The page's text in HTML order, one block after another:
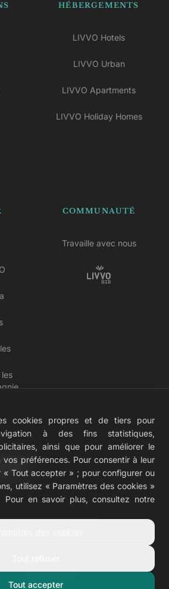
HÉBERGEMENTS
LIVVO Hotels
LIVVO Urban
LIVVO Apartments
LIVVO Holiday Homes
COMMUNAUTÉ
Travaille avec nous
Configurer les cookies
cookies propres et de tiers pour
à des fins statistiques,
ainsi que pour améliorer le
vos préférences. Pour consentir à leur
« Tout accepter » ; pour configurer ou
utilisez « Paramètres des cookies »
en savoir plus, consultez notre
Tout accepter